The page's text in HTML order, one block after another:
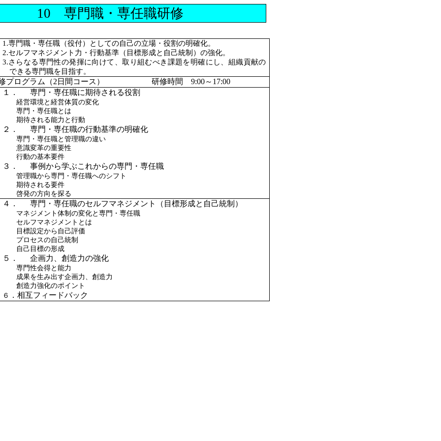
10 専門職・専任職研修
1.専門職・専任職（役付）としての自己の立場・役割の明確化。
2.セルフマネジメント力・行動基準（目標形成と自己統制）の強化。
3.さらなる専門性の発揮に向けて、取り組むべき課題を明確にし、組織貢献の
できる専門職を目指す。
プログラム（2日間コース） 研修時間 9:00～17:00
１．
専門・専任職に期待される役割
経営環境と経営体質の変化
専門・専任職とは
期待される能力と行動
２． 専門・専任職の行動基準の明確化
専門・専任職と管理職の違い
意識変革の重要性
行動の基本要件
３． 事例から学ぶこれからの専門・専任職
管理職から専門・専任職へのシフト
期待される要件
啓発の方向を探る
４． 専門・専任職のセルフマネジメント（目標形成と自己統制）
マネジメント体制の変化と専門・専任職
セルフマネジメントとは
目標設定から自己評価
プロセスの自己統制
自己目標の形成
５． 企画力、創造力の強化
専門性会得と能力
成果を生み出す企画力、創造力
創造力強化のポイント
６
．相互フィードバック